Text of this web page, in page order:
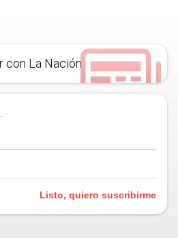
con La Nación
Listo, quiero suscribirme